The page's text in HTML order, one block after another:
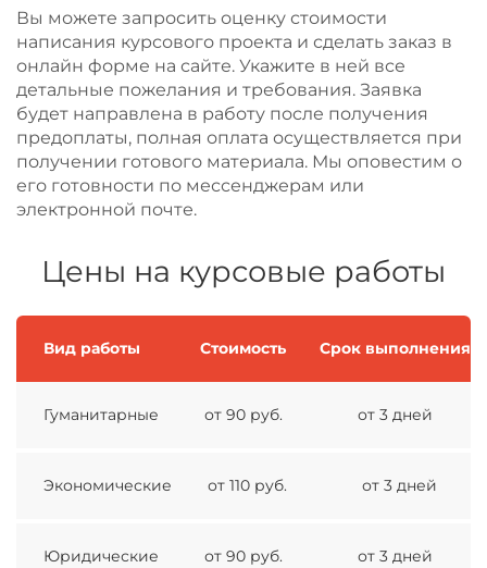
Вы можете запросить оценку стоимости
написания курсового проекта и сделать заказ в
онлайн форме на сайте. Укажите в ней все
детальные пожелания и требования. Заявка
будет направлена в работу после получения
предоплаты, полная оплата осуществляется при
получении готового материала. Мы оповестим о
его готовности по мессенджерам или
электронной почте.
Цены на курсовые работы
Вид работы Стоимость Срок выполнения
Гуманитарные от 90 руб. от 3 дней
Экономические от 110 руб. от 3 дней
Юридические от 90 руб. от 3 дней